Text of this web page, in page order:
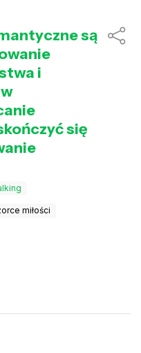
są
i
się
miłości